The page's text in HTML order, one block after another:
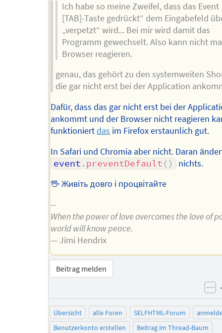
Ich habe so meine Zweifel, dass das Event
[TAB]-Taste gedrückt“ dem Eingabefeld
„verpetzt“ wird... Bei mir wird damit das
Programm gewechselt. Also kann nicht
Browser reagieren.
genau, das gehört zu den systemweiten
die gar nicht erst bei der Application
Dafür, dass das gar nicht erst bei der
ankommt und der Browser nicht reagieren
funktioniertdas im Firefox erstaunlich gut.
In Safari und Chromia aber nicht. Daran
event . preventDefault ()
nichts.
🖖 Живіть довго і процвітайте
--
When the power of love overcomes the love of
world will know peace.
— Jimi Hendrix
Beitrag melden
Übersicht alle Foren SELFHTML-Forum
Benutzerkonto erstellen
Beitrag im Thread-Baum